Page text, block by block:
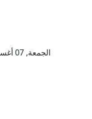
الجمعة, 07 أغسطس 2026 – 24 صفر 1448 هـ